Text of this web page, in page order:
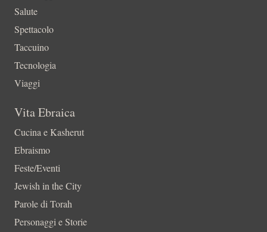
Salute
Spettacolo
Taccuino
Tecnologia
Viaggi
Vita Ebraica
Cucina e Kasherut
Ebraismo
Feste/Eventi
Jewish in the City
Parole di Torah
Personaggi e Storie